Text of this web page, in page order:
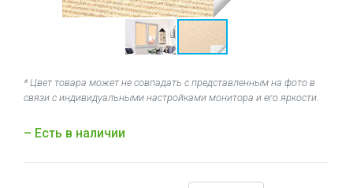
* Цвет товара может не совпадать с представленным на фото в
связи с индивидуальными настройками монитора и его яркости.
– Есть в наличии